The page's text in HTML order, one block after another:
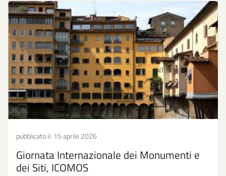
pubblicato il: 15 aprile 2026
Giornata Internazionale dei Monumenti e
dei Siti, ICOMOS